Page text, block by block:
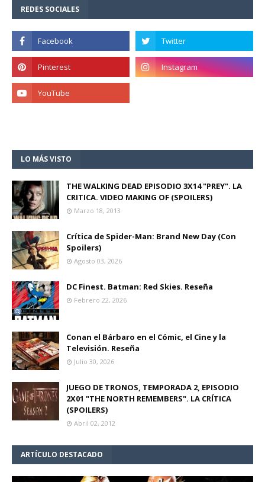
REDES SOCIALES
LO MÁS VISTO
THE WALKING DEAD EPISODIO 3X14 "PREY". LA
CRITICA. VIDEO MAKING OF (SPOILERS)
Marzo 18, 2013
Crítica de Spider-Man: Brand New Day (Con
Spoilers)
Agosto 03, 2026
DC Finest. Batman: Red Skies. Reseña
Febrero 22, 2026
Conan el Bárbaro en el Cómic, el Cine y la
Televisión. Reseña
Julio 30, 2026
JUEGO DE TRONOS, TEMPORADA 2, EPISODIO
2X01 "THE NORTH REMEMBERS". LA CRÍTICA
(SPOILERS)
Abril 02, 2012
ARTÍCULO DESTACADO